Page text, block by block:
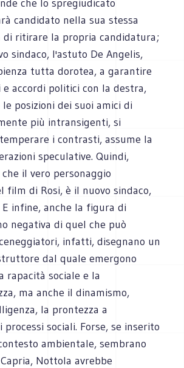
che lo spregiudicato
candidato nella sua stessa
di ritirare la propria candidatura;
sindaco, l'astuto De Angelis,
tutta dorotea, a garantire
accordi politici con la destra,
posizioni dei suoi amici di
più intransigenti, si
i contrasti, assume la
speculative. Quindi,
il vero personaggio
film di Rosi, è il nuovo sindaco,
E infine, anche la figura di
negativa di quel che può
infatti, disegnano un
dal quale emergono
rapacità sociale e la
ma anche il dinamismo,
la prontezza a
sociali. Forse, se inserito
ambientale, sembrano
Nottola avrebbe